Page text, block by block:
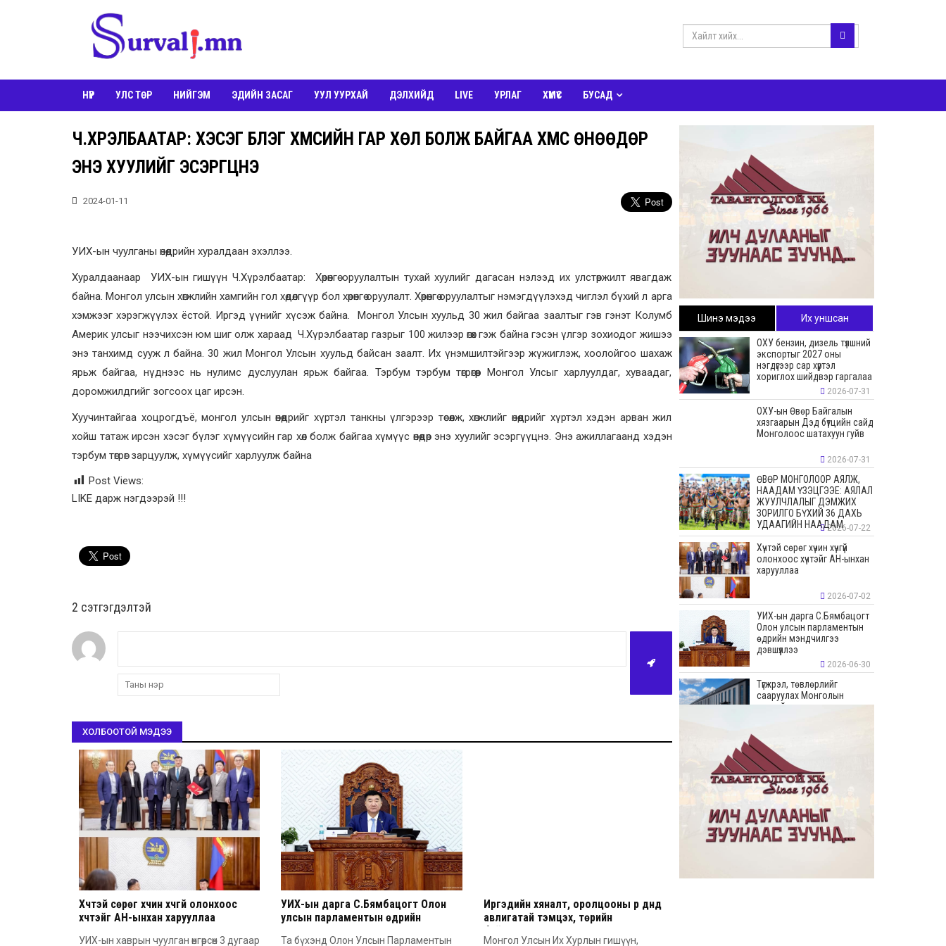
НҮҮР УЛС ТӨР НИЙГЭМ ЭДИЙН ЗАСАГ УУЛ УУРХАЙ ДЭЛХИЙД LIVE УРЛАГ ХҮМҮҮС БУСАД
Ч.ХҮРЭЛБААТАР: ХЭСЭГ БҮЛЭГ ХҮМҮҮСИЙН ГАР ХӨЛ БОЛЖ БАЙГАА ХҮМҮҮС ӨНӨӨДӨР
ЭНЭ ХУУЛИЙГ ЭСЭРГҮҮЦНЭ
2024-01-11
УИХ-ын чуулганы өнөөдрийн хуралдаан эхэллээ.
Хуралдаанаар УИХ-ын гишүүн Ч.Хүрэлбаатар: Хөрөнгө оруулалтын тухай хуулийг дагасан нэлээд их улстөржилт явагдаж
байна. Монгол улсын хөгжлийн хамгийн гол хөдөлгүүр бол хөрөнгө оруулалт. Хөрөнгө оруулалтыг нэмэгдүүлэхэд чиглэл бүхий л арга
хэмжээг хэрэгжүүлэх ёстой. Иргэд үүнийг хүсэж байна. Монгол Улсын хуульд 30 жил байгаа заалтыг гэв гэнэт Колумб
Америк улсыг нээчихсэн юм шиг олж хараад Ч.Хүрэлбаатар газрыг 100 жилээр өгөх гэж байна гэсэн үлгэр зохиодог жишээ
энэ танхимд сууж л байна. 30 жил Монгол Улсын хуульд байсан заалт. Их үнэмшилтэйгээр жүжиглэж, хоолойгоо шахаж
ярьж байгаа, нүднээс нь нулимс дуслуулан ярьж байгаа. Тэрбум тэрбум төгрөгөөр Монгол Улсыг харлуулдаг, хуваадаг,
доромжилдгийг зогсоох цаг ирсэн.
Хуучинтайгаа хоцрогдъё, монгол улсын өнөөдрийг хүртэл танкны үлгэрээр төсөөлж, хөгжлийг өнөөдрийг хүртэл хэдэн арван жил
хойш татаж ирсэн хэсэг бүлэг хүмүүсийн гар хөл болж байгаа хүмүүс өнөөдөр энэ хуулийг эсэргүүцнэ. Энэ ажиллагаанд хэдэн
тэрбум төгрөг зарцуулж, хүмүүсийг харлуулж байна
Post Views:
LIKE дарж нэгдээрэй !!!
2 cэтгэгдэлтэй
ХОЛБООТОЙ МЭДЭЭ
Хүчтэй сөрөг хүчин хүчгүй олонхоос
хүчтэйг АН-ынхан харууллаа
УИХ-ын хаврын чуулган өнгөрсөн 3 дугаар
УИХ-ын дарга С.Бямбацогт Олон
улсын парламентын өдрийн
Та бүхэнд Олон Улсын Парламентын
Иргэдийн хяналт, оролцооны үр дүнд
авлигатай тэмцэх, төрийн
байгууллагуудын хариуцлага, ил
Монгол Улсын Их Хурлын гишүүн,
Шинэ мэдээ Их уншсан
ОХУ бензин, дизель түлшний
экспортыг 2027 оны
нэгдүгээр сар хүртэл
хориглох шийдвэр гаргалаа
2026-07-31
ОХУ-ын Өвөр Байгалын
хязгаарын Дэд бүтцийн сайд
Монголоос шатахуун гуйв
2026-07-31
ӨВӨР МОНГОЛООР АЯЛЖ,
НААДАМ ҮЗЭЦГЭЭЕ: АЯЛАЛ
ЖУУЛЧЛАЛЫГ ДЭМЖИХ
ЗОРИЛГО БҮХИЙ 36 ДАХЬ
УДААГИЙН НААДАМ2026-07-22
Хүчтэй сөрөг хүчин хүчгүй
олонхоос хүчтэйг АН-ынхан
харууллаа
2026-07-02
УИХ-ын дарга С.Бямбацогт
Олон улсын парламентын
өдрийн мэндчилгээ
дэвшүүллээ
2026-06-30
Түгжрэл, төвлөрлийг
сааруулах Монголын
хамгийн урт худалдааны
“Эрдэнэс Тавантолгой” ХК
Бортээгийн ордын нээлтийг
хийж, олборлолтын ажлыг
эхлүүллээ
Иргэдийн хяналт,
оролцооны үр дүнд
авлигатай тэмцэх, төрийн
сайжруулах боломжтой гэв
2026-06-22